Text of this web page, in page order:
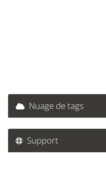
Nuage de tags
Support